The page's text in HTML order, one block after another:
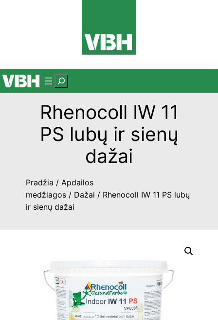
P
a
i
e
š
Rhenocoll IW 11
PS lubų ir sienų
dažai
Pradžia /Apdailos
medžiagos / Dažai / Rhenocoll IW 11 PS lubų
ir sienų dažai